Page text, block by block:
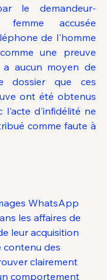
le demandeur-
accusée
de l'homme
une preuve
aucun moyen de
dossier que ces
ont été obtenus
l'acte d'infidélité ne
comme faute à
WhatsApp
les affaires de
leur acquisition
contenu des
clairement
comportement